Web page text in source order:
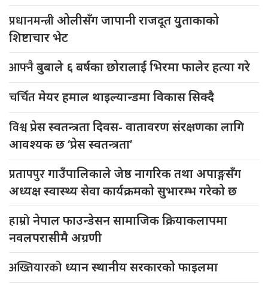
प्रधानमन्त्रीओलीसँग जापानी राजदूत युुताकाको
शिष्टाचार भेट
आफ्नैबुबाले ६ बर्षका छोरालाई भिरमा फालेर हत्या गरे
चर्चितमेयर हमाल थाइल्यान्डमा विकास सिक्दै
विश्वप्रेस स्वतन्त्रता दिवस- वातावरण संरक्षणका लागि
आवश्यक छ ‘प्रेस स्वतन्त्रता’
प्रतापपुरगाउँपालिकाले जेष्ठ नागरिक तथा अपाङ्गसँग
अध्यक्ष स्वास्थ्य सेवा कार्यक्रमको सुभारम्भ गरेको छ
हाम्रोनेपाल फाउन्डेसन सामाजिक क्रियाकलापमा
नवलपरासीमै अग्रणी
अख्तियारको ध्यान स्थानीय सरकारको फाइलमा